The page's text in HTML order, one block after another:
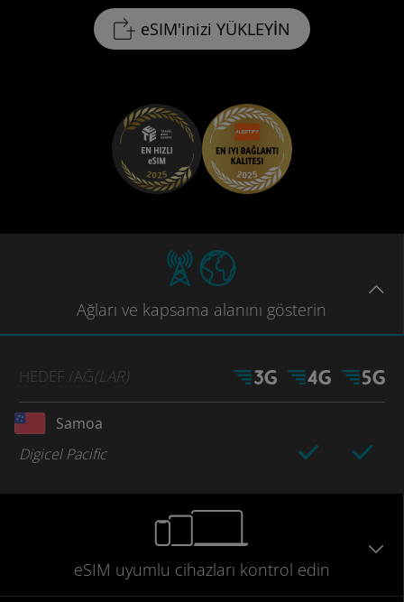
eSIM'inizi YÜKLEYİN
Ağları ve kapsama alanını gösterin
HEDEF /AĞ(LAR)
Samoa
Digicel Pacific
eSIM uyumlu cihazları kontrol edin